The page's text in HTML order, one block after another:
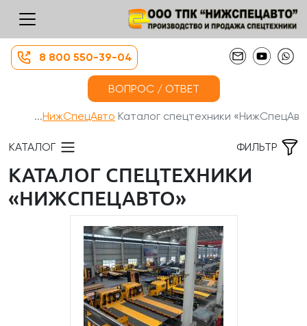
8 800 550-39-04
ВОПРОС / ОТВЕТ
НижСпецАвто Каталог спецтехники «НижСпецАв...
КАТАЛОГ ФИЛЬТР
КАТАЛОГ СПЕЦТЕХНИКИ
«НИЖСПЕЦАВТО»